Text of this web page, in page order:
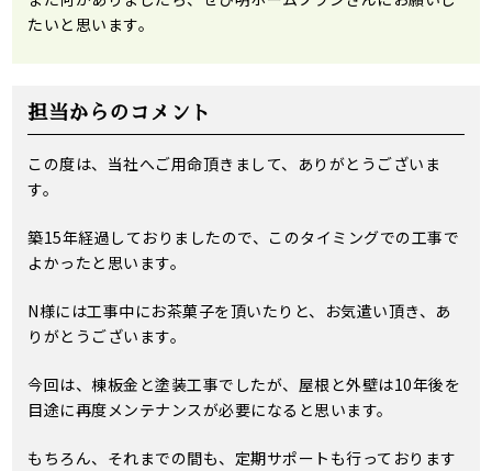
たいと思います。
担当からのコメント
この度は、当社へご用命頂きまして、ありがとうございま
す。
築15年経過しておりましたので、このタイミングでの工事で
よかったと思います。
N様には工事中にお茶菓子を頂いたりと、お気遣い頂き、あ
りがとうございます。
今回は、棟板金と塗装工事でしたが、屋根と外壁は10年後を
目途に再度メンテナンスが必要になると思います。
もちろん、それまでの間も、定期サポートも行っております